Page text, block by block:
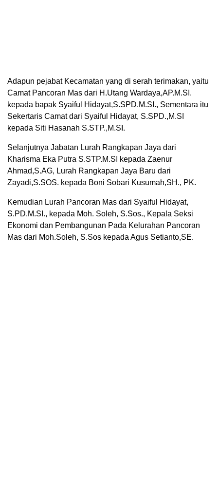
Adapun pejabat Kecamatan yang di serah terimakan, yaitu
Camat Pancoran Mas dari H.Utang Wardaya,AP.M.SI.
kepada bapak Syaiful Hidayat,S.SPD.M.SI., Sementara itu
Sekertaris Camat dari Syaiful Hidayat, S.SPD.,M.SI
kepada Siti Hasanah S.STP.,M.SI.
Selanjutnya Jabatan Lurah Rangkapan Jaya dari
Kharisma Eka Putra S.STP.M.SI kepada Zaenur
Ahmad,S.AG, Lurah Rangkapan Jaya Baru dari
Zayadi,S.SOS. kepada Boni Sobari Kusumah,SH., PK.
Kemudian Lurah Pancoran Mas dari Syaiful Hidayat,
S.PD.M.SI., kepada Moh. Soleh, S.Sos., Kepala Seksi
Ekonomi dan Pembangunan Pada Kelurahan Pancoran
Mas dari Moh.Soleh, S.Sos kepada Agus Setianto,SE.